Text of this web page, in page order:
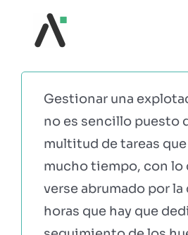
¿QUÉ ES AGRI?
MÓDULOS
TESTIMONIOS
PRECIOS
Gestionar una
no es sencillo puesto
multitud de tareas
mucho tiempo, con lo
verse abrumado por
horas que hay que